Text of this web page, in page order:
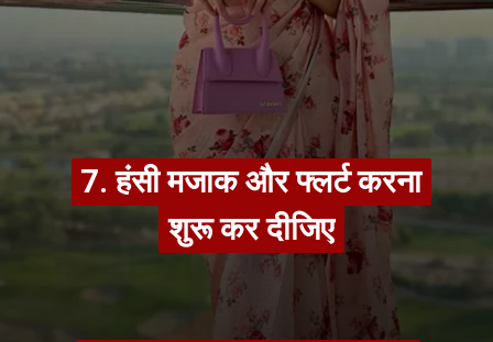
7. हंसी मजाक और फ्लर्ट करना
शुरू कर दीजिए
7. हंसी मजाक और फ्लर्ट करना
शुरू कर दीजिए